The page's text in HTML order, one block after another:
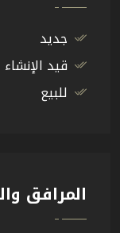
جديد
قيد الإنشاء
للبيع
المرافق